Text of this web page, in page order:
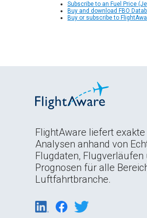
Subscribe to an Fuel Price
Buy and download FBO
Buy or subscribe to
FlightAware liefert exakte
Analysen anhand von
Flugdaten, Flugverläufen
Prognosen für alle
Luftfahrtbranche.